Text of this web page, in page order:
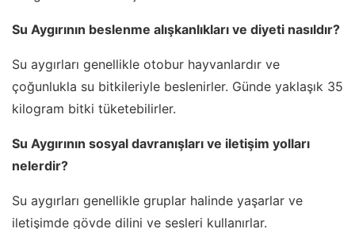
Su Aygırının beslenme alışkanlıkları ve diyeti nasıldır?
Su aygırları genellikle otobur hayvanlardır ve
çoğunlukla su bitkileriyle beslenirler. Günde yaklaşık 35
kilogram bitki tüketebilirler.
Su Aygırının sosyal davranışları ve iletişim yolları
nelerdir?
Su aygırları genellikle gruplar halinde yaşarlar ve
iletişimde gövde dilini ve sesleri kullanırlar.